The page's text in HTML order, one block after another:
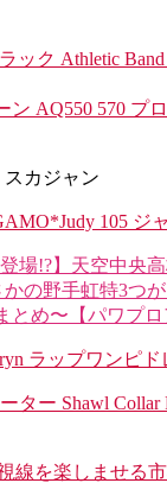
ック Athletic
ン AQ550 570 プ
カジャン
105 ジ
登場!?】天空中央
の野手虹特3つ
とめ〜【パワプロ
ラップワンピド
ター Shawl Collar
線を楽しませる